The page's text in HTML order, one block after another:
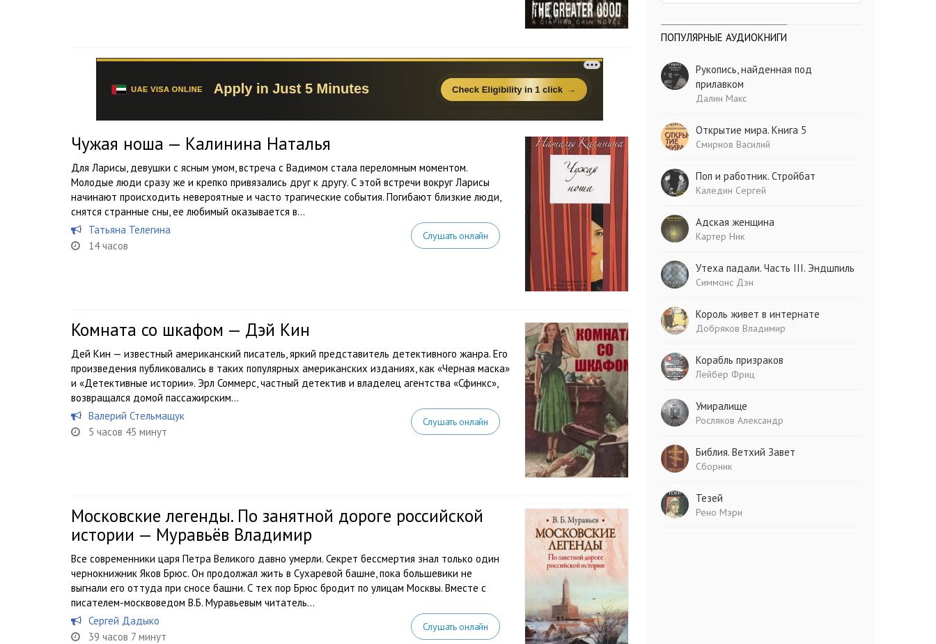
Чужая ноша — Калинина Наталья
Для Ларисы, девушки с ясным умом, встреча с Вадимом стала переломным моментом.
Молодые люди сразу же и крепко привязались друг к другу. С этой встречи вокруг Ларисы
начинают происходить невероятные и часто трагические события. Погибают близкие люди,
снятся странные сны, ее любимый оказывается в...
Татьяна Телегина
14 часов
Слушать онлайн
Комната со шкафом — Дэй Кин
Дей Кин — известный американский писатель, яркий представитель детективного жанра. Его
произведения публиковались в таких популярных американских изданиях, как «Черная маска»
и «Детективные истории». Эрл Соммерс, частный детектив и владелец агентства «Сфинкс»,
возвращался домой пассажирским...
Валерий Стельмащук
5 часов 45 минут
Слушать онлайн
Московские легенды. По занятной дороге российской
истории — Муравьёв Владимир
Все современники царя Петра Великого давно умерли. Секрет бессмертия знал только один
чернокнижник Яков Брюс. Он продолжал жить в Сухаревой башне, пока большевики не
выгнали его оттуда при сносе башни. С тех пор Брюс бродит по улицам Москвы. Вместе с
писателем-москвоведом В.Б. Муравьевым читатель...
Сергей Дадыко
39 часов 7 минут
Слушать онлайн
ПОПУЛЯРНЫЕ АУДИОКНИГИ
Рукопись, найденная под
прилавком
Далин Макс
Открытие мира. Книга 5
Смирнов Василий
Поп и работник. Стройбат
Каледин Сергей
Адская женщина
Картер Ник
Утеха падали. Часть III. Эндшпиль
Симмонс Дэн
Король живет в интернате
Добряков Владимир
Корабль призраков
Лейбер Фриц
Умиралище
Росляков Александр
Библия. Ветхий Завет
Сборник
Тезей
Рено Мэри